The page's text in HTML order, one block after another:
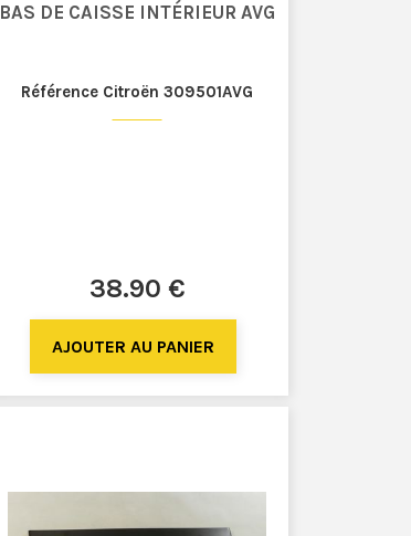
BAS DE CAISSE INTÉRIEUR AVG
Référence Citroën 309501AVG
38.90 €